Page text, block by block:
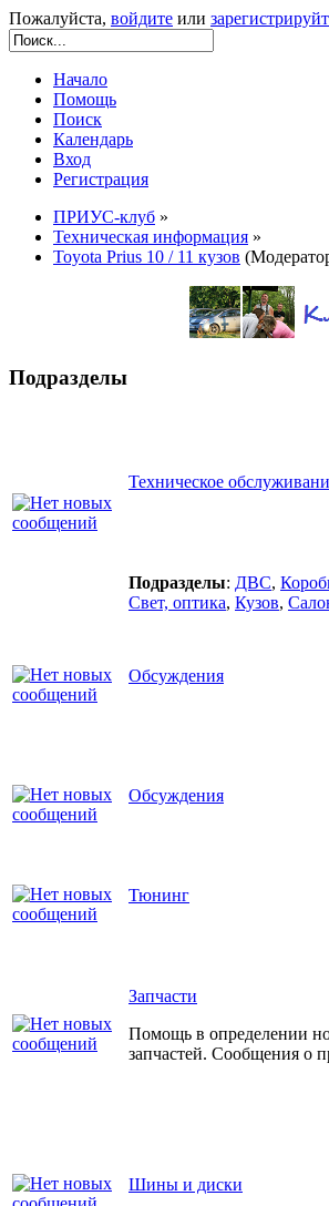
Пожалуйста, войдите или
Начало
Помощь
Поиск
Календарь
Вход
Регистрация
ПРИУС-клуб »
Техническая информация »
Toyota Prius 10 / 11 кузов
Подразделы
Техническое
Подразделы: ДВС,
Свет, оптика, Кузов,
Обсуждения
Обсуждения
Тюнинг
Запчасти
Помощь в определении
запчастей. Сообщения
Шины и диски